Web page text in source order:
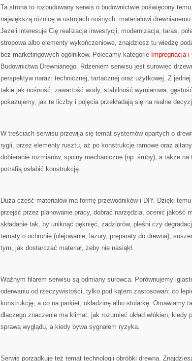
Ta strona to rozbudowany serwis o budownictwie poświęcony
największą różnicę w ustrojach nośnych: materiałowi
Jeżeli interesuje Cię realizacja inwestycji, modernizacja, taras,
stropowa albo elementy wykończeniowe, znajdziesz tu wiedzę
bez marketingowych ogólników. Polecamy kategorie Impregnacja
Budownictwa Drewnianego. Rdzeniem serwisu jest surowiec
perspektyw naraz: technicznej, tartacznej oraz użytkowej. Z
takie jak nośność, zawartość wody, stabilność wymiarowa,
pokazujemy, jak te liczby i pojęcia przekładają się na realne
W treściach serwisu przewija się temat systemów opartych o
rygli, przez elementy rusztu, aż po konstrukcje ramowe oraz
dobieranie rozmiarów, spoiny mechaniczne (np. śruby), a także
potrafią osłabić konstrukcję.
Duża część materiałów ma formę przewodników i DIY. Dzięki
przejść przez planowanie pracy, dobrać narzędzia, ocenić jakość
składanie tak, by uniknąć pęknięć, zadziorów, pleśni czy
tematy o ochronie (olejowanie, lazury, preparaty do drewna),
tym, jak dostarczać materiał, żeby nie nasiąkł.
Ważnym filarem serwisu są odmiany surowca. Porównujemy
oderwaniu od rzeczywistości, tylko pod kątem zastosowań: co
konstrukcję, a co na parkiet, okładzinę albo stolarkę. Omawiamy
dlaczego znaczenie ma klimat, jak rozumieć układ włókien, kiedy
sprawą wyglądu, a kiedy bywa sygnałem ryzyka.
Serwis porządkuje też temat technologii obróbki drewna.